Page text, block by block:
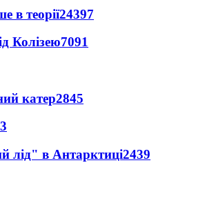
в теорії24397
Колізею7091
катер2845
лід" в Антарктиці2439